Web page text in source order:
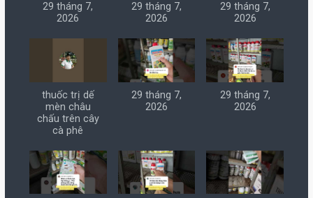
29 tháng 7,
2026
29 tháng 7,
2026
29 tháng 7,
2026
thuốc trị dế
mèn châu
chấu trên cây
cà phê
29 tháng 7,
2026
29 tháng 7,
2026